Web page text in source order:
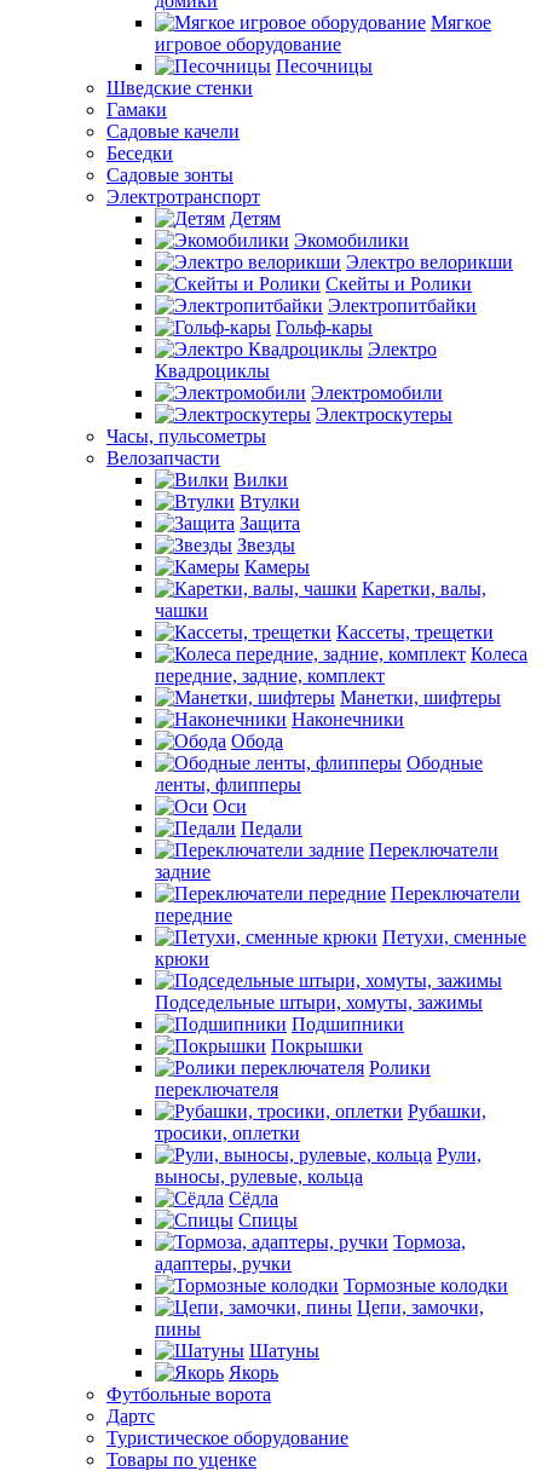
Мягкое
игровое оборудование
Песочницы
Шведские стенки
Гамаки
Садовые качели
Беседки
Садовые зонты
Электротранспорт
Детям
Экомобилики
Электро велорикши
Скейты и Ролики
Электропитбайки
Гольф-кары
Электро
Квадроциклы
Электромобили
Электроскутеры
Часы, пульсометры
Велозапчасти
Вилки
Втулки
Защита
Звезды
Камеры
Каретки, валы,
чашки
Кассеты, трещетки
Колеса
передние, задние, комплект
Манетки, шифтеры
Наконечники
Обода
Ободные
ленты, флипперы
Оси
Педали
Переключатели
задние
Переключатели
передние
Петухи, сменные
крюки
Подседельные штыри, хомуты, зажимы
Подшипники
Покрышки
Ролики
переключателя
Рубашки,
тросики, оплетки
Рули,
выносы, рулевые, кольца
Сёдла
Спицы
Тормоза,
адаптеры, ручки
Тормозные колодки
Цепи, замочки,
пины
Шатуны
Якорь
Футбольные ворота
Дартс
Туристическое оборудование
Товары по уценке